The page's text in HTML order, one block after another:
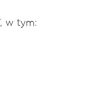
w tym: